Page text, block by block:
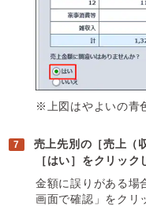
※上図はやよいの青
売上先別の［売上（
［はい］をクリック
金額に誤りがある場
画面で確認」をクリ